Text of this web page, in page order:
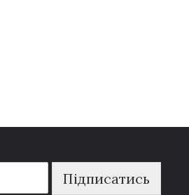
Підписатись